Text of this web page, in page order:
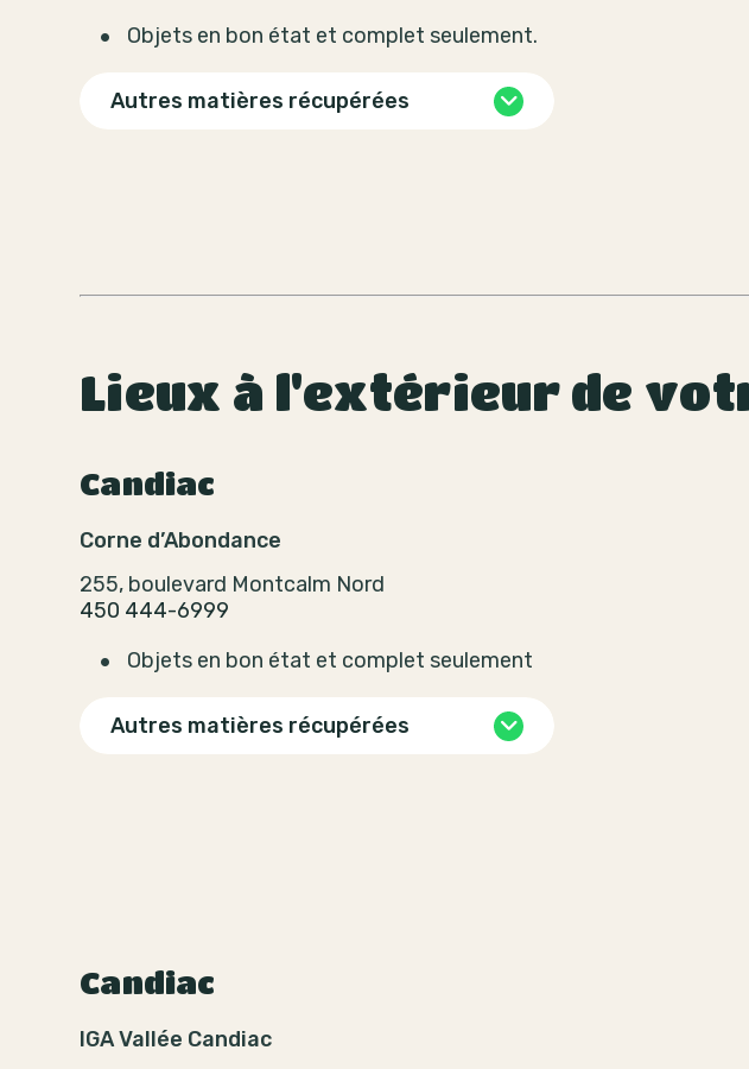
Objets en bon état et complet seulement.
Autres matières récupérées
Lieux à l'extérieur de
Candiac
Corne d’Abondance
255, boulevard Montcalm Nord
450 444-6999
Objets en bon état et complet seulement
Autres matières récupérées
Candiac
IGA Vallée Candiac